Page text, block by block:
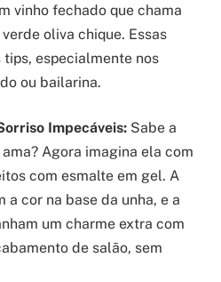
vinho fechado que chama
oliva chique. Essas
especialmente nos
ou bailarina.
Impecáveis: Sabe a
Agora imagina ela com
com esmalte em gel. A
a cor na base da unha, e a
um charme extra com
de salão, sem